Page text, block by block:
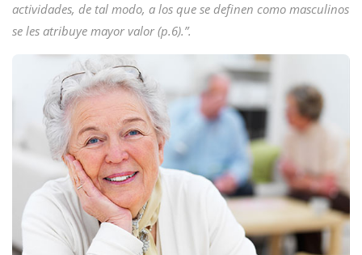
actividades, de tal modo, a los que se definen como masculinos
se les atribuye mayor valor (p.6).”.